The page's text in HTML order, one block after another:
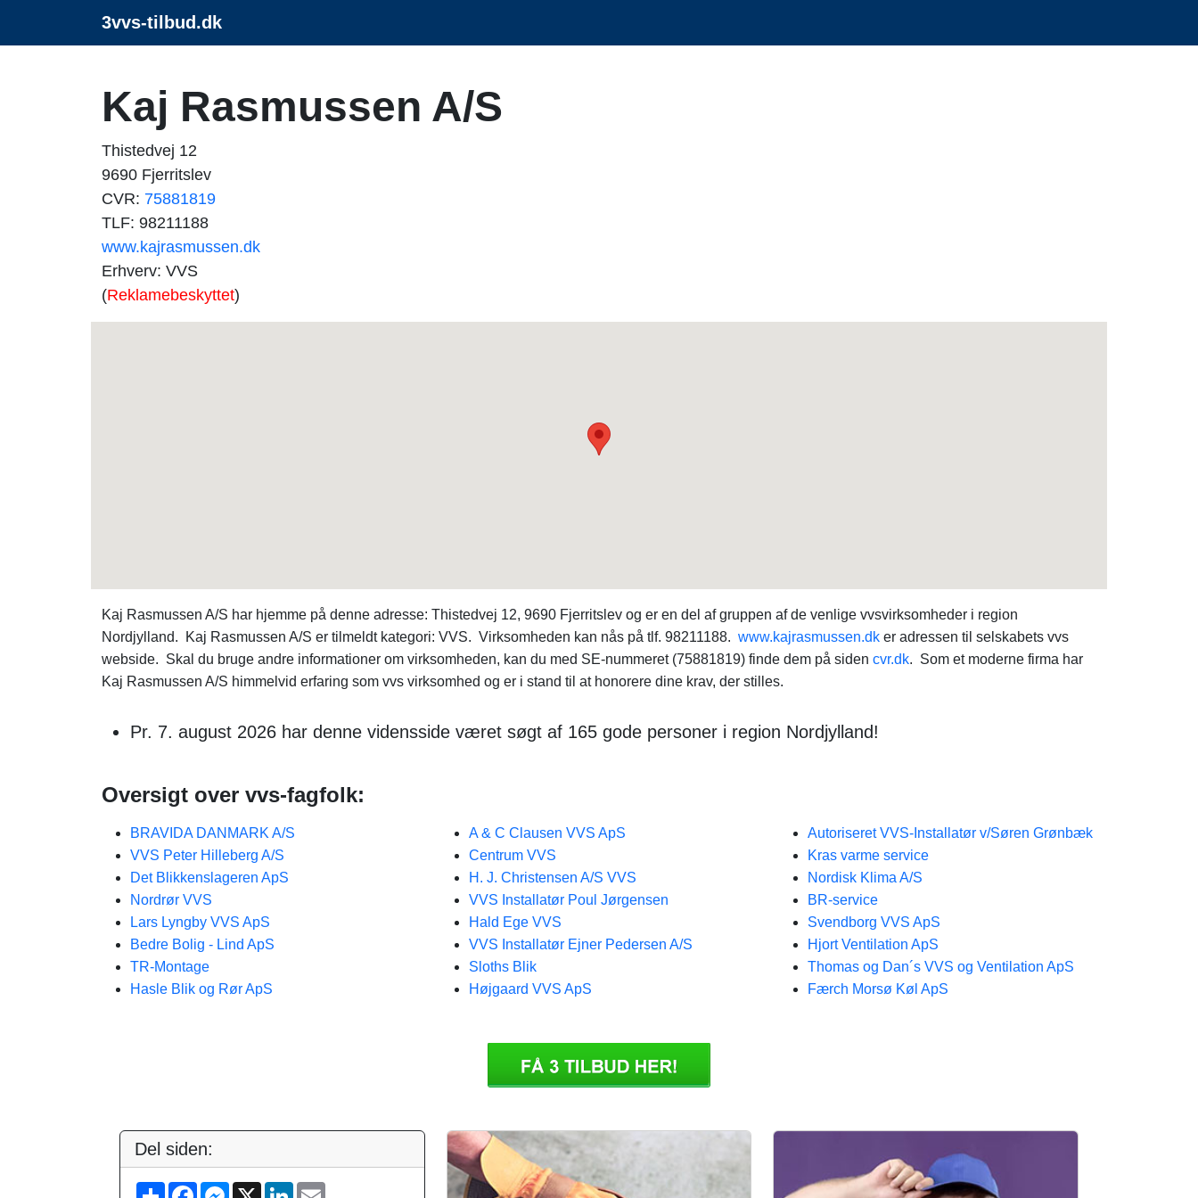
3vvs-tilbud.dk
Kaj Rasmussen A/S
Thistedvej 12
9690 Fjerritslev
CVR: 75881819
TLF: 98211188
www.kajrasmussen.dk
Erhverv: VVS
(Reklamebeskyttet)
Kaj Rasmussen A/S har hjemme på denne adresse: Thistedvej 12, 9690 Fjerritslev og er en del af gruppen af de venlige vvsvirksomheder i region
Nordjylland. Kaj Rasmussen A/S er tilmeldt kategori: VVS. Virksomheden kan nås på tlf. 98211188. www.kajrasmussen.dk er adressen til selskabets vvs
webside. Skal du bruge andre informationer om virksomheden, kan du med SE-nummeret (75881819) finde dem på siden cvr.dk. Som et moderne firma har
Kaj Rasmussen A/S himmelvid erfaring som vvs virksomhed og er i stand til at honorere dine krav, der stilles.
Pr. 7. august 2026 har denne vidensside været søgt af 165 gode personer i region Nordjylland!
Oversigt over vvs-fagfolk:
BRAVIDA DANMARK A/S
VVS Peter Hilleberg A/S
Det Blikkenslageren ApS
Nordrør VVS
Lars Lyngby VVS ApS
Bedre Bolig - Lind ApS
TR-Montage
Hasle Blik og Rør ApS
A & C Clausen VVS ApS
Centrum VVS
H. J. Christensen A/S VVS
VVS Installatør Poul Jørgensen
Hald Ege VVS
VVS Installatør Ejner Pedersen A/S
Sloths Blik
Højgaard VVS ApS
Autoriseret VVS-Installatør v/Søren Grønbæk
Kras varme service
Nordisk Klima A/S
BR-service
Svendborg VVS ApS
Hjort Ventilation ApS
Thomas og Dan´s VVS og Ventilation ApS
Færch Morsø Køl ApS
Del siden:
S
F
M
X
L